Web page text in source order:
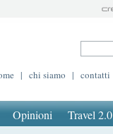
| chi siamo | contatti
Opinioni Travel 2.0